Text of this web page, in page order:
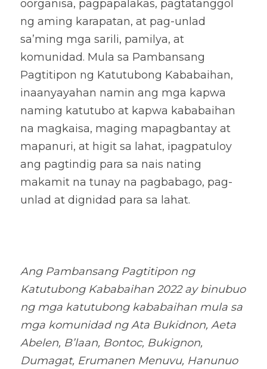
oorganisa, pagpapalakas, pagtatanggol
ng aming karapatan, at pag-unlad
sa’ming mga sarili, pamilya, at
komunidad. Mula sa Pambansang
Pagtitipon ng Katutubong Kababaihan,
inaanyayahan namin ang mga kapwa
naming katutubo at kapwa kababaihan
na magkaisa, maging mapagbantay at
mapanuri, at higit sa lahat, ipagpatuloy
ang pagtindig para sa nais nating
makamit na tunay na pagbabago, pag-
unlad at dignidad para sa lahat.
Ang Pambansang Pagtitipon ng
Katutubong Kababaihan 2022 ay binubuo
ng mga katutubong kababaihan mula sa
mga komunidad ng Ata Bukidnon, Aeta
Abelen, B’laan, Bontoc, Bukignon,
Dumagat, Erumanen Menuvu, Hanunuo